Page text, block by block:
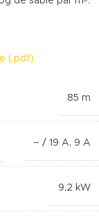
(.pdf)
85 m
– / 19 A, 9 A
9,2 kW